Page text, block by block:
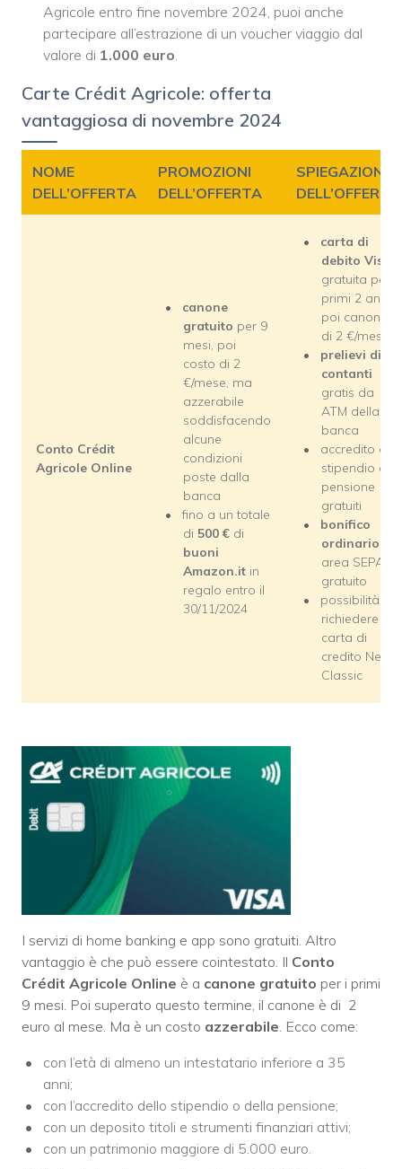
Agricole entro fine novembre 2024, puoi anche
partecipare all’estrazione di un voucher viaggio dal
valore di 1.000 euro
Carte Crédit Agricole: offerta
vantaggiosa di novembre 2024
NOME
DELL’OFFERTA
PROMOZIONI
DELL’OFFERTA
SPIEGAZIONE
DELL’OFFERTA
Conto Crédit
Agricole Online
canone
gratuito per 9
mesi, poi
costo di 2
€/mese, ma
azzerabile
soddisfacendo
alcune
condizioni
poste dalla
banca
fino a un totale
di 500 € di
buoni
Amazon.it in
regalo entro il
30/11/2024
carta di
debito Visa
gratuita per i
primi 2 anni,
poi canone
di 2 €/mese
prelievi di
contanti
gratis da
ATM della
banca
accredito di
stipendio e
pensione
gratuiti
bonifico
ordinario
area SEPA
gratuito
possibilità di
richiedere la
carta di
credito Nexi
Classic
I servizi di home banking e app sono gratuiti. Altro
vantaggio è che può essere cointestato. Il Conto
Crédit Agricole Online è a canone gratuito per i primi
9 mesi. Poi superato questo termine, il canone è di 2
euro al mese. Ma è un costo azzerabile . Ecco come:
con l’età di almeno un intestatario inferiore a 35
anni;
con l’accredito dello stipendio o della pensione;
con un deposito titoli e strumenti finanziari attivi;
con un patrimonio maggiore di 5.000 euro.